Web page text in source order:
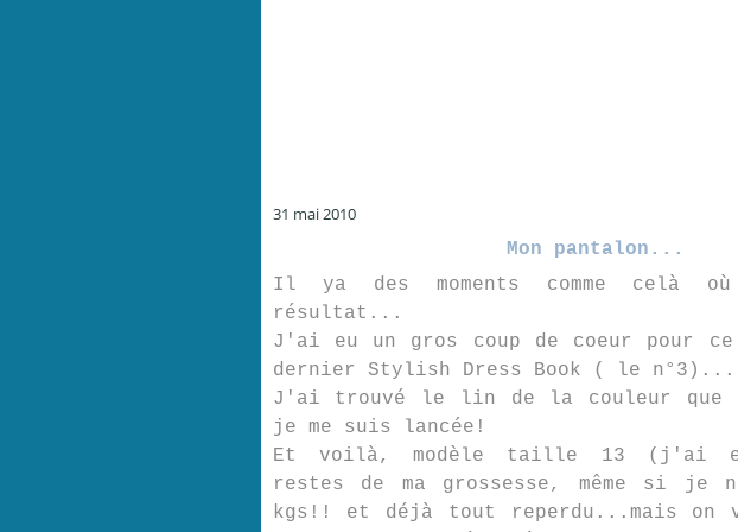
31 mai 2010
Mon pantalon...
Il ya des moments comme celà
résultat...
J'ai eu un gros coup de coeur pour
dernier Stylish Dress Book ( le
J'ai trouvé le lin de la couleur que
je me suis lancée!
Et voilà, modèle taille 13 (j'ai
restes de ma grossesse, même si
kgs!! et déjà tout reperdu...mais on